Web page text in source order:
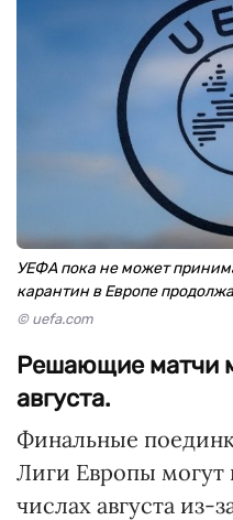
УЕФА пока не может
карантин в Европе
© uefa.com
Решающие матчи
августа.
Финальные
Лиги Европы могут
числах августа из-